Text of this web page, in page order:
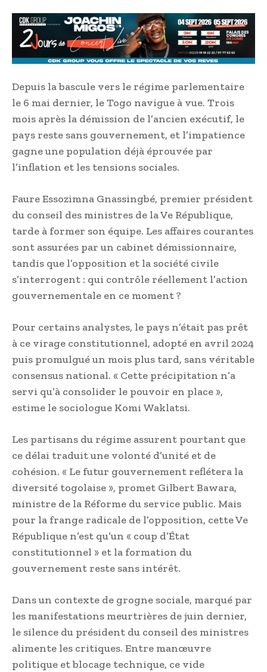
Depuis la bascule vers le régime parlementaire
le 6 mai dernier, le Togo navigue à vue. Trois
mois après la démission de l’ancien exécutif, le
pays reste sans gouvernement, et l’impatience
gagne une population déjà éprouvée par
l’inflation et les tensions sociales.
Faure Essozimna Gnassingbé, premier président
du conseil des ministres de la Ve République,
tarde à former son équipe. Les affaires courantes
sont assurées par un cabinet démissionnaire,
tandis que l’opposition et la société civile
s’interrogent : qui contrôle réellement l’action
gouvernementale en ce moment ?
Pour certains analystes, le pays n’était pas prêt
à ce virage constitutionnel, adopté en avril 2024
puis promulgué un mois plus tard, sans véritable
consensus national. « Cette précipitation n’a
servi qu’à consolider le pouvoir en place »,
estime le sociologue Komi Waklatsi.
Les partisans du régime assurent pourtant que
ce délai traduit une volonté d’unité et de
cohésion. « Le futur gouvernement reflétera la
diversité togolaise », promet Gilbert Bawara,
ministre de la Réforme du service public. Mais
pour la frange radicale de l’opposition, cette Ve
République n’est qu’un « coup d’État
constitutionnel » et la formation du
gouvernement reste sans intérêt.
Dans un contexte de grogne sociale, marqué par
les manifestations meurtrières de juin dernier,
le silence du président du conseil des ministres
alimente les critiques. Entre manœuvre
politique et blocage technique, ce vide